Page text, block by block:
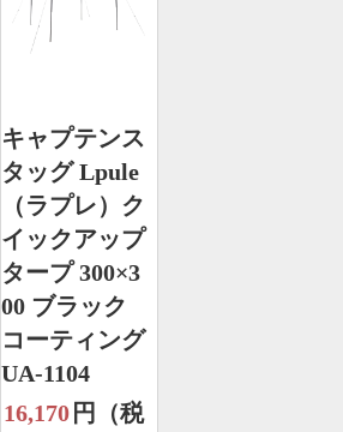
キャプテンス
タッグ Lpule
（ラプレ）ク
イックアップ
タープ 300×3
00 ブラック
コーティング
UA-1104
16,170 円（税